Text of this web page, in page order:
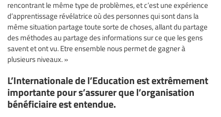
rencontrant le même type de problèmes, et c’est une expérience
d’apprentissage révélatrice où des personnes qui sont dans la
même situation partage toute sorte de choses, allant du partage
des méthodes au partage des informations sur ce que les gens
savent et ont vu. Etre ensemble nous permet de gagner à
plusieurs niveaux. »
L’Internationale de l’Education est extrêmement
importante pour s’assurer que l’organisation
bénéficiaire est entendue.